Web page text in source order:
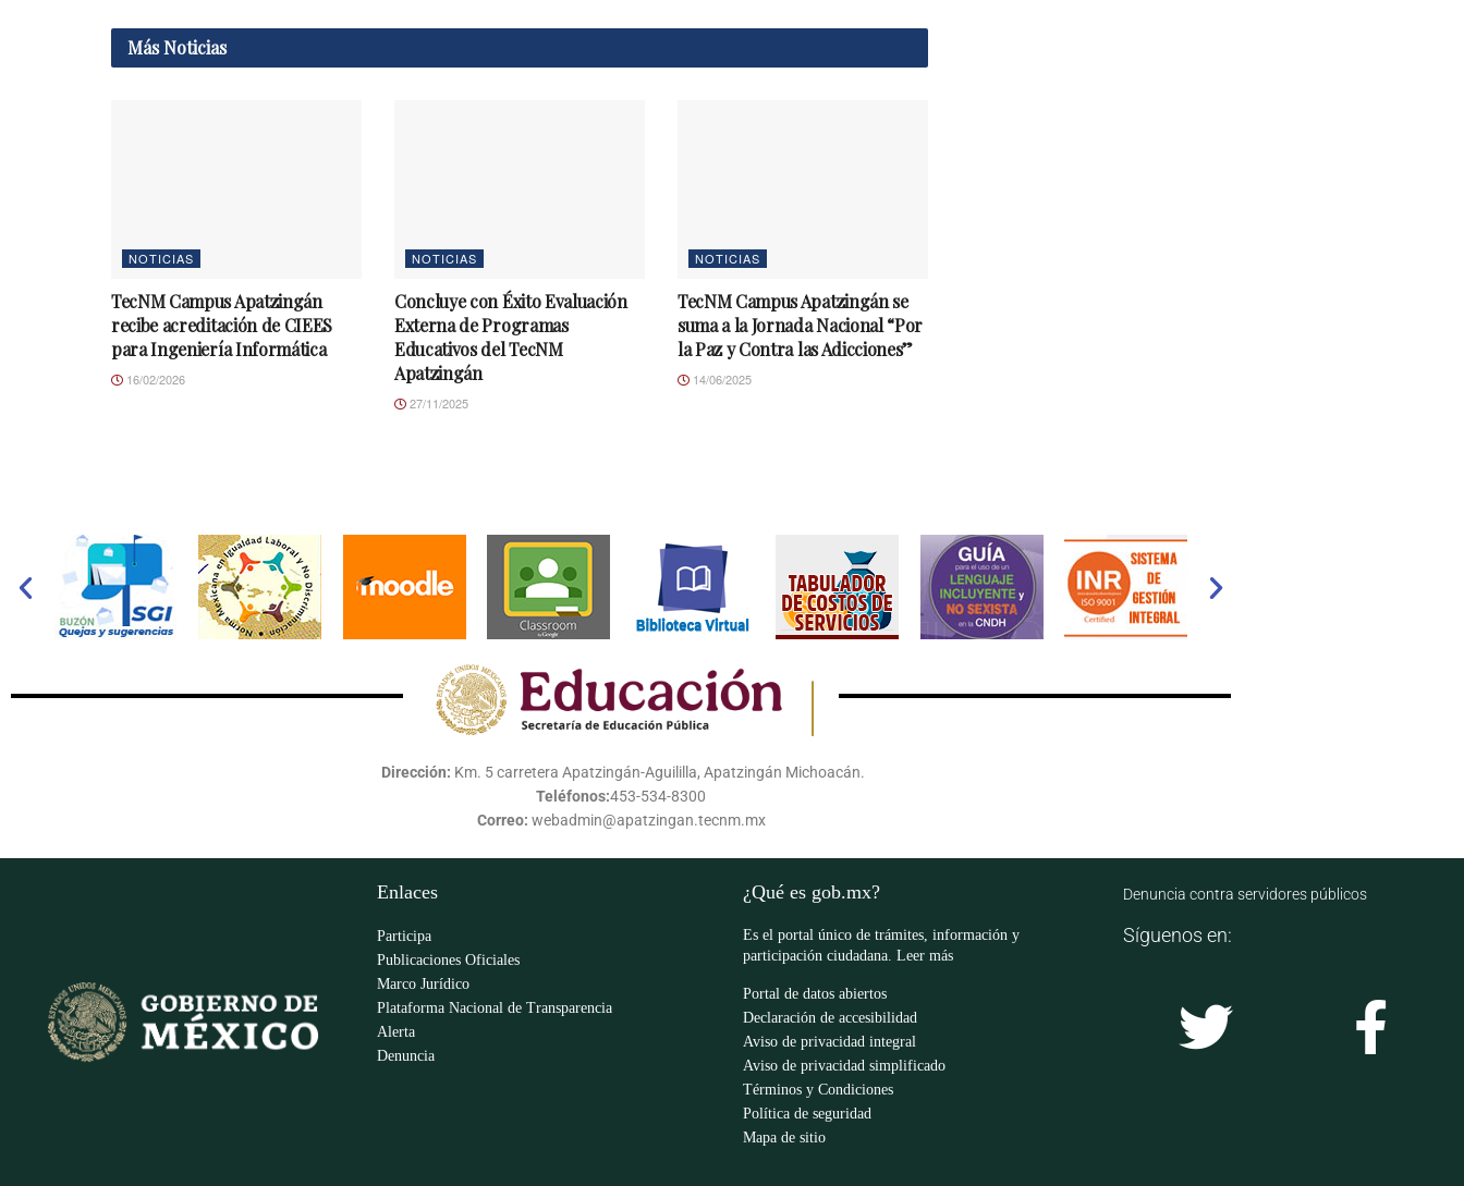
MásNoticias
NOTICIAS
TecNM Campus Apatzingán
recibe acreditación de CIEES
para Ingeniería Informática
16/02/2026
NOTICIAS
Concluye con Éxito Evaluación
Externa de Programas
Educativos del TecNM
Apatzingán
27/11/2025
NOTICIAS
TecNM Campus Apatzingán se
suma a la Jornada Nacional “Por
la Paz y Contra las Adicciones”
14/06/2025
Dirección: Km. 5 carretera Apatzingán-Aguililla, Apatzingán Michoacán.
Teléfonos:453-534-8300
Correo: webadmin@apatzingan.tecnm.mx
Enlaces
Participa
Publicaciones Oficiales
Marco Jurídico
Plataforma Nacional de Transparencia
Alerta
Denuncia
¿Qué es gob.mx?
Es el portal único de trámites, información y
participación ciudadana. Leer más
Portal de datos abiertos
Declaración de accesibilidad
Aviso de privacidad integral
Aviso de privacidad simplificado
Términos y Condiciones
Política de seguridad
Mapa de sitio
Denuncia contra servidores públicos
Síguenos en: